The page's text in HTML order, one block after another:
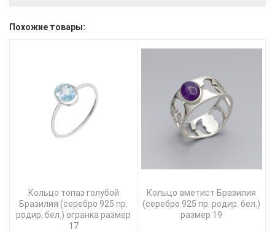
Похожие товары:
Кольцо топаз голубой
Бразилия (серебро 925 пр.
родир. бел.) огранка размер
17
Кольцо аметист Бразилия
(серебро 925 пр. родир. бел.)
размер 19